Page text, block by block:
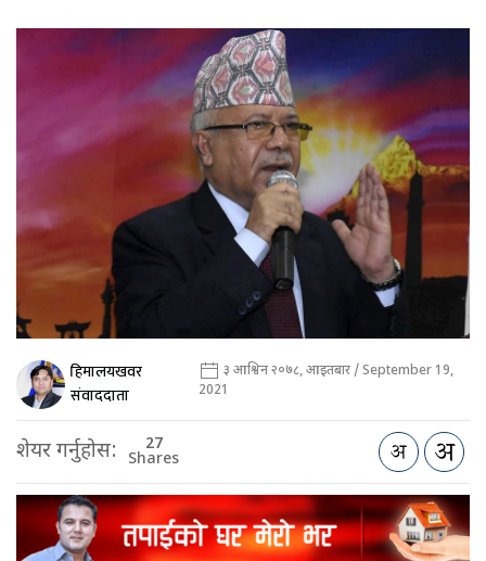
हिमालयखवर
संवाददाता
३ आश्विन २०७८, आइतबार / September 19,
2021
शेयर गर्नुहोस: 27
Shares